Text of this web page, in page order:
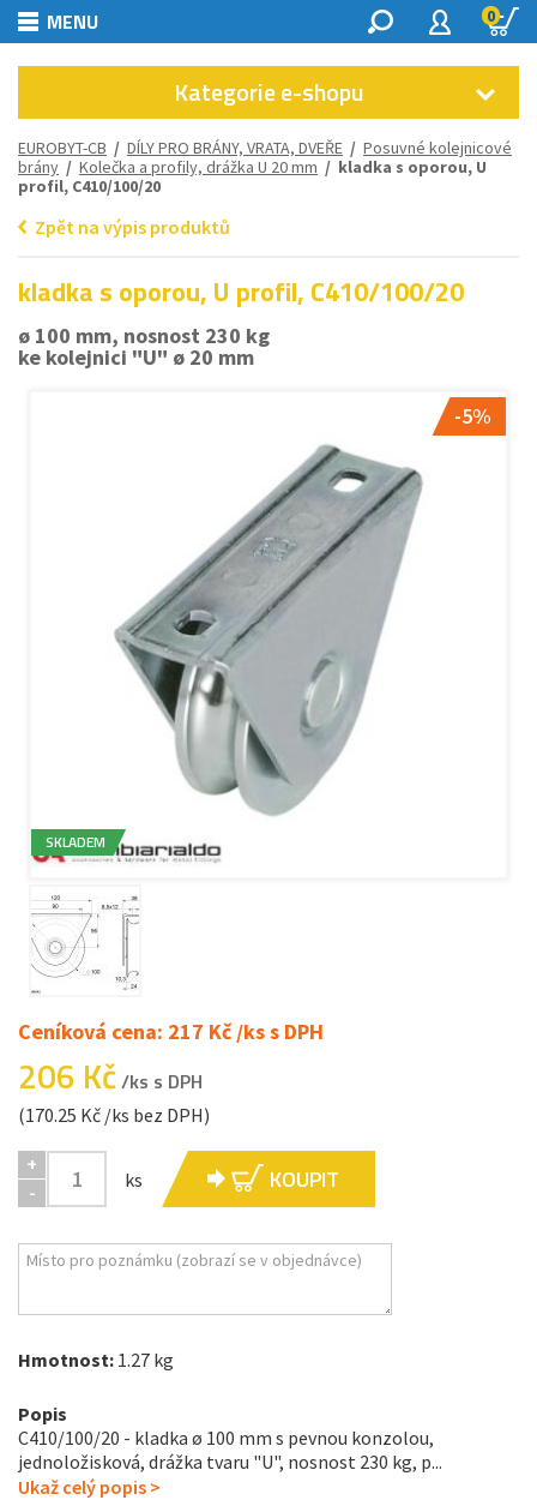
MENU 0
Kategorie e-shopu
EUROBYT-CB / DÍLY PRO BRÁNY, VRATA, DVEŘE / Posuvné kolejnicové
brány / Kolečka a profily, drážka U 20 mm / kladka s oporou, U
profil, C410/100/20
Zpět na výpis produktů
kladka s oporou, U profil, C410/100/20
ø 100 mm, nosnost 230 kg
ke kolejnici "U" ø 20 mm
-5%
SKLADEM
Ceníková cena: 217 Kč /ks s DPH
206 Kč/ks s DPH
(170.25 Kč /ks bez DPH)
+
-
ks KOUPIT
Hmotnost: 1.27 kg
Popis
C410/100/20 - kladka ø 100 mm s pevnou konzolou,
jednoložisková, drážka tvaru "U", nosnost 230 kg, p...
Ukaž celý popis >